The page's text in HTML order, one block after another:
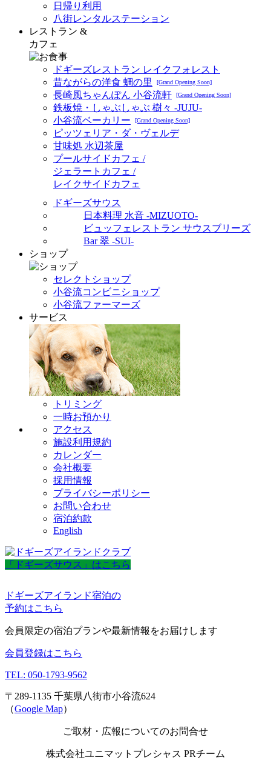
日帰り利用
八街レンタルステーション
レストラン &
カフェ
ドギーズレストラン レイクフォレスト
昔ながらの洋食 蜩の里
[Grand Opening Soon]
長崎風ちゃんぽん 小谷流軒 [Grand Opening Soon]
鉄板焼・しゃぶしゃぶ 樹々 -JUJU-
小谷流ベーカリー
[Grand Opening Soon]
ピッツェリア・ダ・ヴェルデ
甘味処 水辺茶屋
プールサイドカフェ /
ジェラートカフェ /
レイクサイドカフェ
ドギーズサウス
日本料理 水音 -MIZUOTO-
ビュッフェレストラン サウスブリーズ
Bar 翠 -SUI-
ショップ
セレクトショップ
小谷流コンビニショップ
小谷流ファーマーズ
サービス
トリミング
一時お預かり
アクセス
施設利用規約
カレンダー
会社概要
採用情報
プライバシーポリシー
お問い合わせ
宿泊約款
English
「ドギーズサウス」はこちら
ドギーズアイランド宿泊の
予約はこちら
会員限定の宿泊プランや最新情報をお届けします
会員登録はこちら
TEL: 050-1793-9562
〒289-1135 千葉県八街市小谷流624
（Google Map）
ご取材・広報についてのお問合せ
株式会社ユニマットプレシャス PRチーム